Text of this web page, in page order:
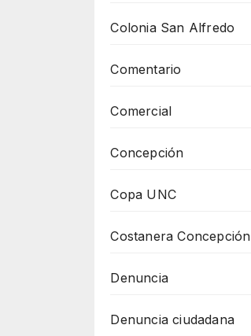
Colonia San Alfredo
Comentario
Comercial
Concepción
Copa UNC
Costanera Concepción
Denuncia
Denuncia ciudadana